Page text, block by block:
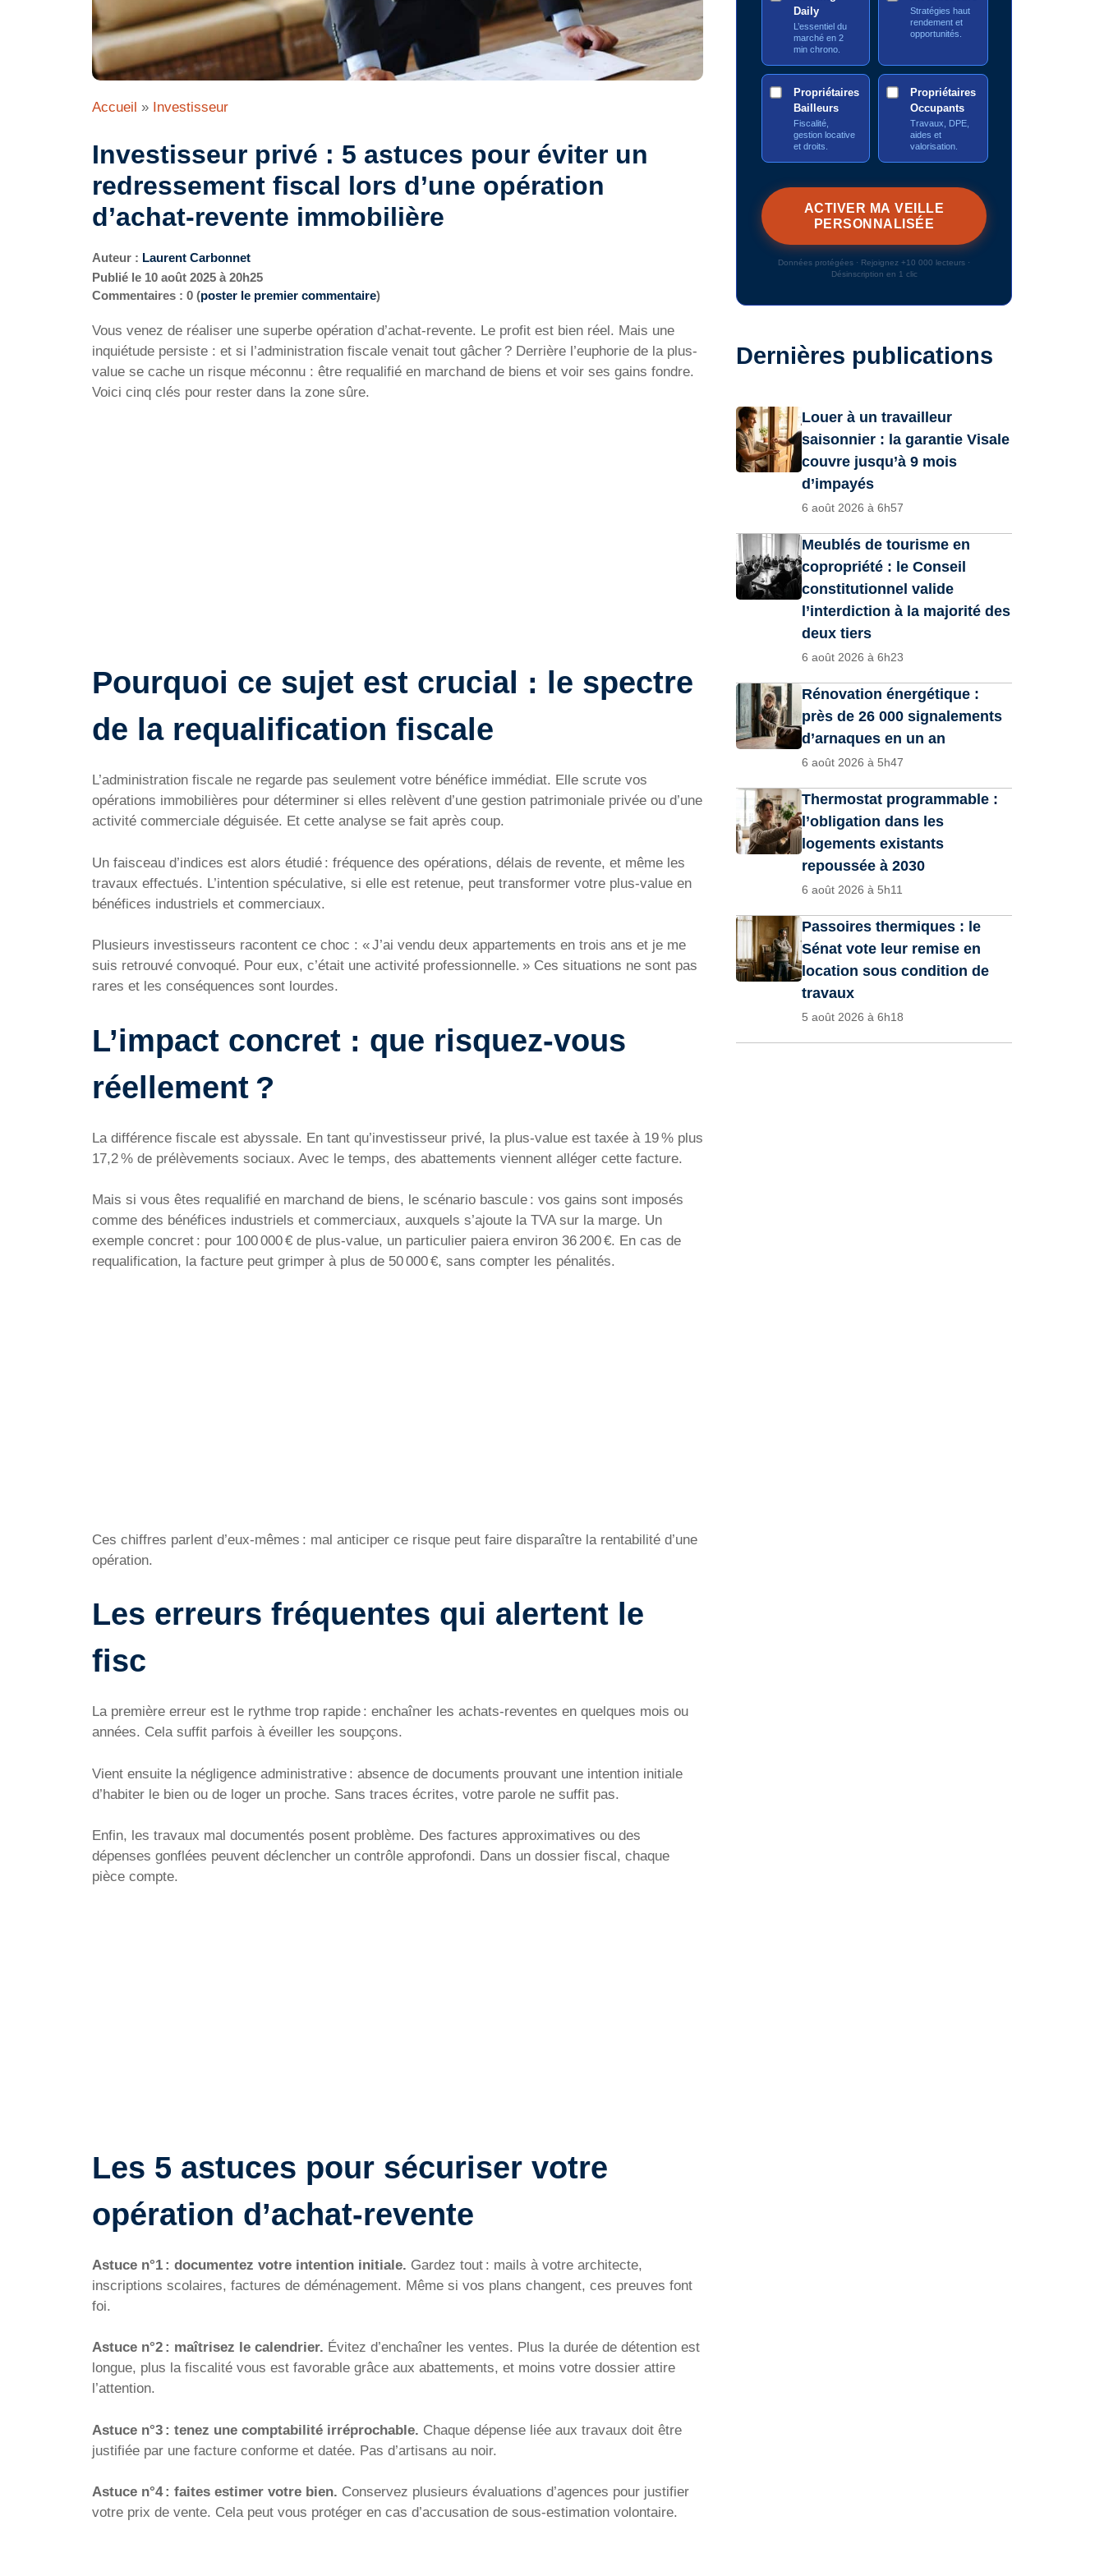
Accueil » Investisseur
Investisseur privé : 5 astuces pour éviter un
redressement fiscal lors d’une opération
d’achat-revente immobilière
Auteur : Laurent Carbonnet
Publié le 10 août 2025 à 20h25
Commentaires : 0 (poster le premier commentaire)
Vous venez de réaliser une superbe opération d’achat-revente. Le profit est bien réel. Mais une
inquiétude persiste : et si l’administration fiscale venait tout gâcher ? Derrière l’euphorie de la plus-
value se cache un risque méconnu : être requalifié en marchand de biens et voir ses gains fondre.
Voici cinq clés pour rester dans la zone sûre.
Pourquoi ce sujet est crucial : le spectre
de la requalification fiscale
L’administration fiscale ne regarde pas seulement votre bénéfice immédiat. Elle scrute vos
opérations immobilières pour déterminer si elles relèvent d’une gestion patrimoniale privée ou d’une
activité commerciale déguisée. Et cette analyse se fait après coup.
Un faisceau d’indices est alors étudié : fréquence des opérations, délais de revente, et même les
travaux effectués. L’intention spéculative, si elle est retenue, peut transformer votre plus-value en
bénéfices industriels et commerciaux.
Plusieurs investisseurs racontent ce choc : « J’ai vendu deux appartements en trois ans et je me
suis retrouvé convoqué. Pour eux, c’était une activité professionnelle. » Ces situations ne sont pas
rares et les conséquences sont lourdes.
L’impact concret : que risquez-vous
réellement ?
La différence fiscale est abyssale. En tant qu’investisseur privé, la plus-value est taxée à 19 % plus
17,2 % de prélèvements sociaux. Avec le temps, des abattements viennent alléger cette facture.
Mais si vous êtes requalifié en marchand de biens, le scénario bascule : vos gains sont imposés
comme des bénéfices industriels et commerciaux, auxquels s’ajoute la TVA sur la marge. Un
exemple concret : pour 100 000 € de plus-value, un particulier paiera environ 36 200 €. En cas de
requalification, la facture peut grimper à plus de 50 000 €, sans compter les pénalités.
Ces chiffres parlent d’eux-mêmes : mal anticiper ce risque peut faire disparaître la rentabilité d’une
opération.
Les erreurs fréquentes qui alertent le
fisc
La première erreur est le rythme trop rapide : enchaîner les achats-reventes en quelques mois ou
années. Cela suffit parfois à éveiller les soupçons.
Vient ensuite la négligence administrative : absence de documents prouvant une intention initiale
d’habiter le bien ou de loger un proche. Sans traces écrites, votre parole ne suffit pas.
Enfin, les travaux mal documentés posent problème. Des factures approximatives ou des
dépenses gonflées peuvent déclencher un contrôle approfondi. Dans un dossier fiscal, chaque
pièce compte.
Les 5 astuces pour sécuriser votre
opération d’achat-revente
Astuce n°1 : documentez votre intention initiale. Gardez tout : mails à votre architecte,
inscriptions scolaires, factures de déménagement. Même si vos plans changent, ces preuves font
foi.
Astuce n°2 : maîtrisez le calendrier. Évitez d’enchaîner les ventes. Plus la durée de détention est
longue, plus la fiscalité vous est favorable grâce aux abattements, et moins votre dossier attire
l’attention.
Astuce n°3 : tenez une comptabilité irréprochable. Chaque dépense liée aux travaux doit être
justifiée par une facture conforme et datée. Pas d’artisans au noir.
Astuce n°4 : faites estimer votre bien. Conservez plusieurs évaluations d’agences pour justifier
votre prix de vente. Cela peut vous protéger en cas d’accusation de sous-estimation volontaire.
Daily
L’essentiel du
marché en 2
min chrono.
Stratégies haut
rendement et
opportunités.
Propriétaires
Bailleurs
Fiscalité,
gestion locative
et droits.
Propriétaires
Occupants
Travaux, DPE,
aides et
valorisation.
Données protégées · Rejoignez +10 000 lecteurs ·
Désinscription en 1 clic
Dernières publications
Louer à un travailleur
saisonnier : la garantie Visale
couvre jusqu’à 9 mois
d’impayés
6 août 2026 à 6h57
Meublés de tourisme en
copropriété : le Conseil
constitutionnel valide
l’interdiction à la majorité des
deux tiers
6 août 2026 à 6h23
Rénovation énergétique :
près de 26 000 signalements
d’arnaques en un an
6 août 2026 à 5h47
Thermostat programmable :
l’obligation dans les
logements existants
repoussée à 2030
6 août 2026 à 5h11
Passoires thermiques : le
Sénat vote leur remise en
location sous condition de
travaux
5 août 2026 à 6h18